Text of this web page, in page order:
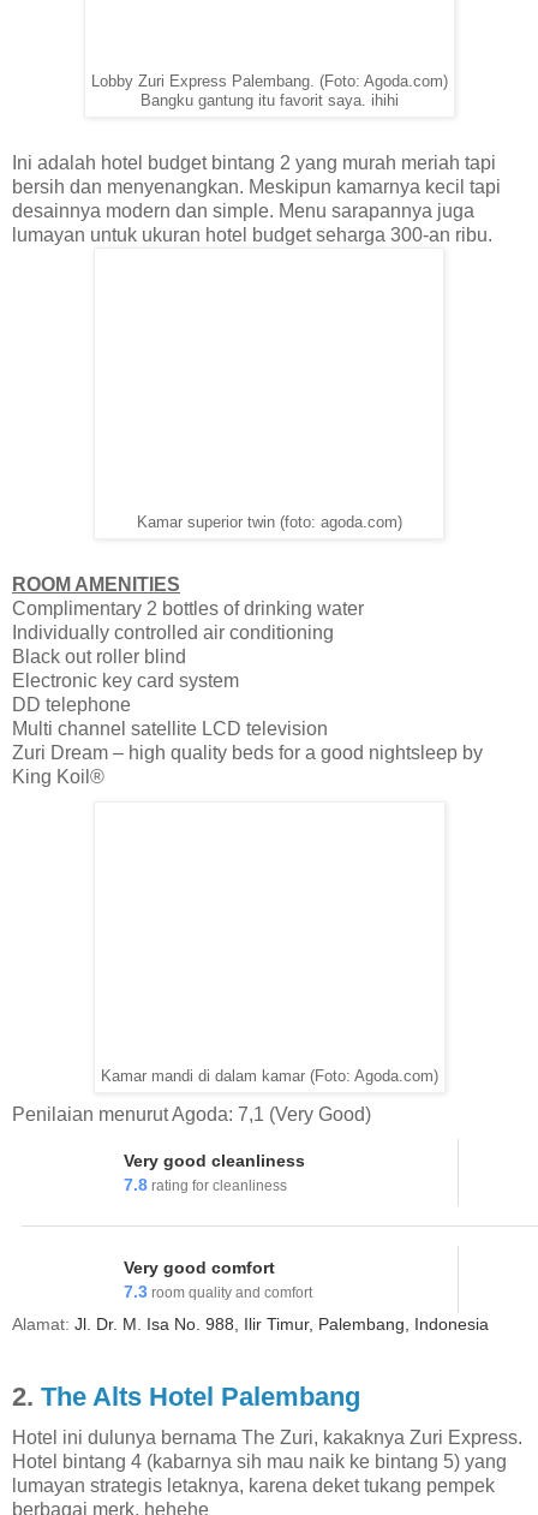
Lobby Zuri Express Palembang. (Foto: Agoda.com)
Bangku gantung itu favorit saya. ihihi
Ini adalah hotel budget bintang 2 yang murah meriah tapi
bersih dan menyenangkan. Meskipun kamarnya kecil tapi
desainnya modern dan simple. Menu sarapannya juga
lumayan untuk ukuran hotel budget seharga 300-an ribu.
Kamar superior twin (foto: agoda.com)
ROOM AMENITIES
Complimentary 2 bottles of drinking water
Individually controlled air conditioning
Black out roller blind
Electronic key card system
DD telephone
Multi channel satellite LCD television
Zuri Dream – high quality beds for a good nightsleep by
King Koil®
Kamar mandi di dalam kamar (Foto: Agoda.com)
Penilaian menurut Agoda: 7,1 (Very Good)
Very good cleanliness
7.8 rating for cleanliness
Very good comfort
7.3 room quality and comfort
Alamat: Jl. Dr. M. Isa No. 988, Ilir Timur, Palembang, Indonesia
2. The Alts Hotel Palembang
Hotel ini dulunya bernama The Zuri, kakaknya Zuri Express.
Hotel bintang 4 (kabarnya sih mau naik ke bintang 5) yang
lumayan strategis letaknya, karena deket tukang pempek
berbagai merk. hehehe